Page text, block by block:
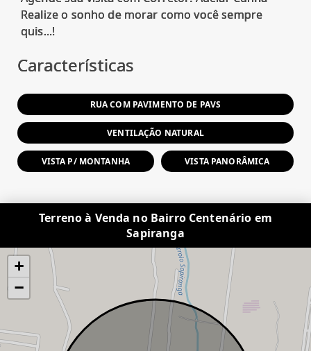
Realize o sonho de morar como você sempre
Características
RUA COM PAVIMENTO DE PAVS
VENTILAÇÃO NATURAL
VISTA P/ MONTANHA VISTA PANORÂMICA
Terreno à Venda no Bairro Centenário em
Sapiranga
+
−